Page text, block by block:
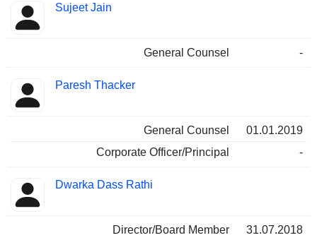
Sujeet Jain
General Counsel -
Paresh Thacker
General Counsel
01.01.2019
Corporate Officer/Principal
-
Dwarka Dass Rathi
Director/Board Member 31.07.2018